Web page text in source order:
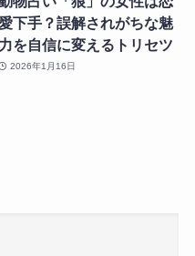
下手？誤解されがちな魅
力を自信に変えるトリセツ
2026年1月16日